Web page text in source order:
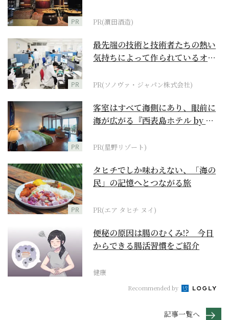
PR PR(濵田酒造)
PR
最先端の技術と技術者たちの熱い
気持ちによって作られているオー
PR(ソノヴァ・ジャパン株式会社)
PR
客室はすべて海側にあり、眼前に
海が広がる『西表島ホテル by 星
PR(星野リゾート)
PR
タヒチでしか味わえない、「海の
民」の記憶へとつながる旅
PR(エア タヒチ ヌイ)
便秘の原因は腸のむくみ!? 今日
からできる腸活習慣をご紹介
健康
Recommended by
記事一覧へ